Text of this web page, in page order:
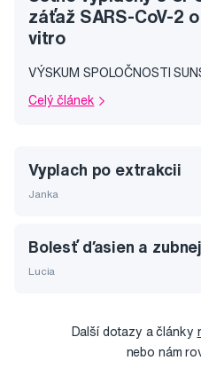
záťaž SARS-CoV-2
vitro
VÝSKUM SPOLOČNOSTI
Celý článek
Vyplach po extrakcii
Janka
Bolesť ďasien a
Lucia
Další dotazy a články
nebo nám